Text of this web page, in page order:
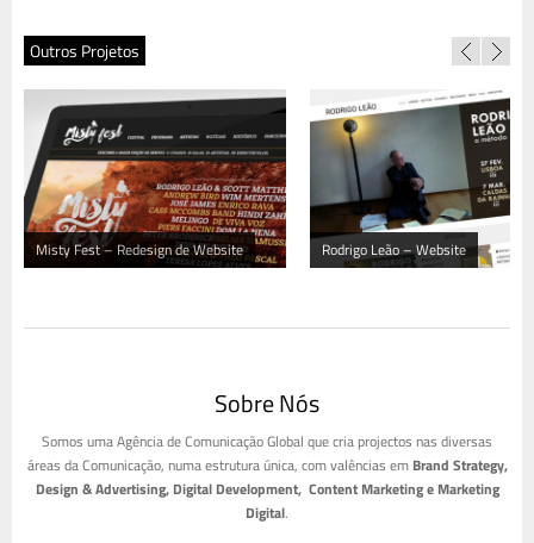
Outros Projetos
Misty Fest – Redesign de Website Rodrigo Leão – Website
Sobre Nós
Somos uma Agência de Comunicação Global que cria projectos nas diversas
áreas da Comunicação, numa estrutura única, com valências em Brand Strategy,
Design & Advertising, Digital Development, Content Marketing e Marketing
Digital.